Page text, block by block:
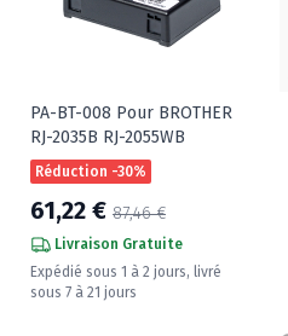
PA-BT-008 Pour BROTHER
RJ-2035B RJ-2055WB
Réduction -30%
61,22 € 87,46 €
Livraison Gratuite
Expédié sous 1 à 2 jours, livré
sous 7 à 21 jours